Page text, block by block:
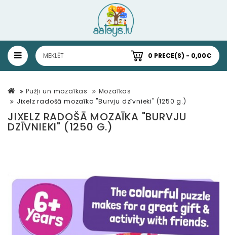
0 PRECE(S) - 0,00€
Pužļi un mozaīkas
Mozaīkas
Jixelz radošā mozaīka "Burvju dzīvnieki" (1250 g.)
JIXELZ RADOŠĀ MOZAĪKA "BURVJU
DZĪVNIEKI" (1250 G.)